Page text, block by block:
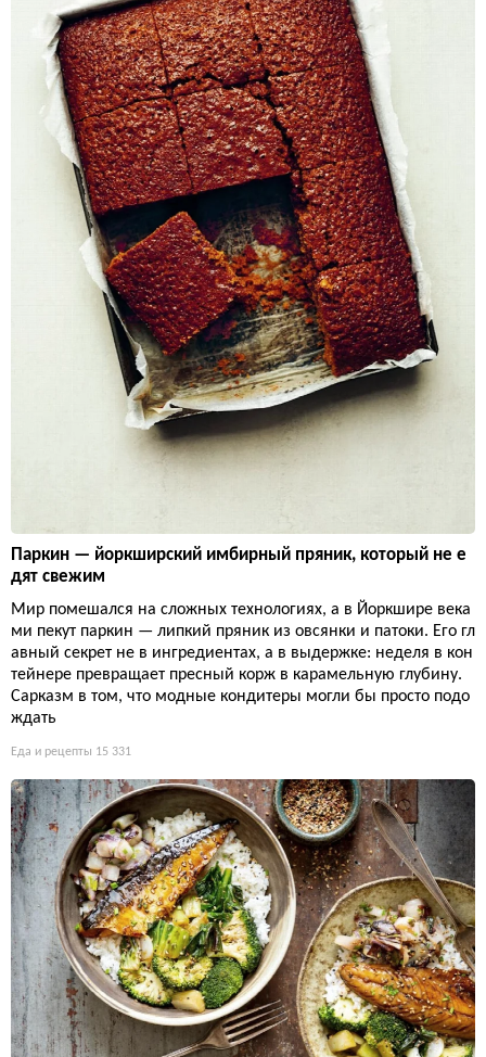
Паркин — йоркширский имбирный пряник, который не е
дят свежим
Мир помешался на сложных технологиях, а в Йоркшире века
ми пекут паркин — липкий пряник из овсянки и патоки. Его гл
авный секрет не в ингредиентах, а в выдержке: неделя в кон
тейнере превращает пресный корж в карамельную глубину.
Сарказм в том, что модные кондитеры могли бы просто подо
ждать
Еда и рецепты 15 331